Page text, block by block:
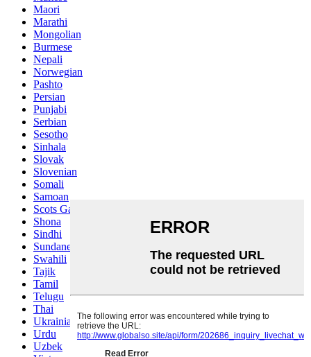
Maori
Marathi
Mongolian
Burmese
Nepali
Norwegian
Pashto
Persian
Punjabi
Serbian
Sesotho
Sinhala
Slovak
Slovenian
Somali
Samoan
Scots Gaelic
Shona
Sindhi
Sundanese
Swahili
Tajik
Tamil
Telugu
Thai
Ukrainian
Urdu
Uzbek